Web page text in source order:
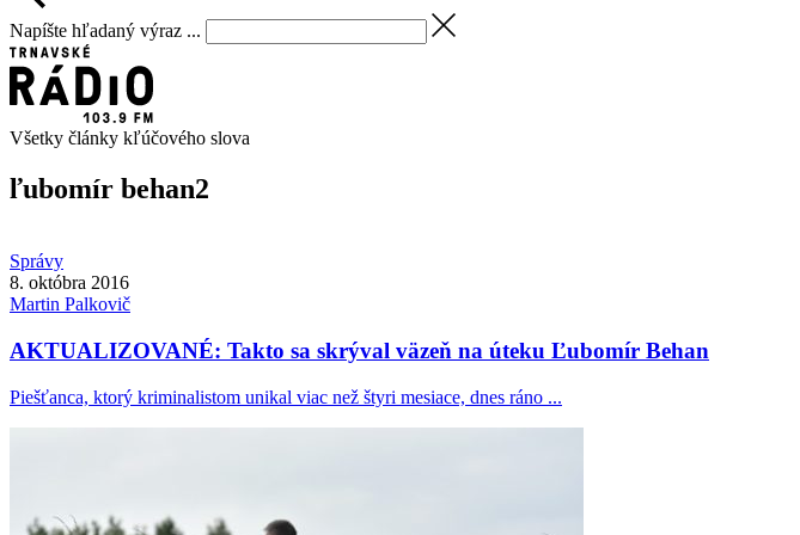
Napíšte hľadaný výraz ...
Všetky články kľúčového slova
ľubomír behan2
Správy
8. októbra 2016
Martin Palkovič
AKTUALIZOVANÉ: Takto sa skrýval väzeň na úteku Ľubomír Behan
Piešťanca, ktorý kriminalistom unikal viac než štyri mesiace, dnes ráno ...